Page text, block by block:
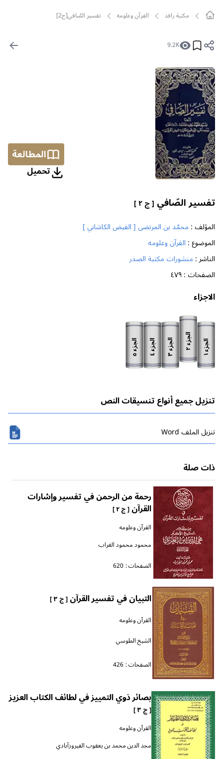
مکتبة رافد القرآن وعلومه تفسير الصّافي[ج2]
9.2K
المطالعة
تحمیل
تفسير الصّافي [ ج ٢ ]
المؤلف : محمّد بن المرتضى [ الفيض الكاشاني ]
الموضوع : القرآن وعلومه
الناشر : منشورات مكتبة الصدر
الصفحات :٤٧٩
الاجزاء
الجزء
١
الجزء
٢ الجزء
٣
الجزء
٤
الجزء
٥
تنزيل جميع أنواع تنسيقات النص
تنزیل الملف Word
ذات صلة
رحمة من الرحمن في تفسير وإشارات
القرآن[ ج ٢ ]
القرآن وعلومه
محمود محمود الغراب
الصفحات : 620
التبيان في تفسير القرآن[ ج ٣ ]
القرآن وعلومه
الشيخ الطوسي
الصفحات : 426
بصائر ذوي التمييز في لطائف الكتاب العزيز
[ ج ٣ ]
القرآن وعلومه
مجد الدين محمد بن يعقوب الفيروزآبادي